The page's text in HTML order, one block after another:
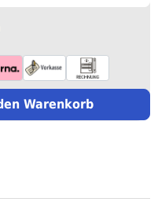
Warenkorb